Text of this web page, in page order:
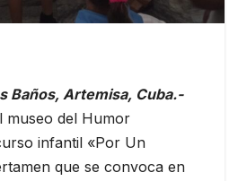
Baños, Artemisa, Cuba.-
museo del Humor
infantil «Por Un
que se convoca en